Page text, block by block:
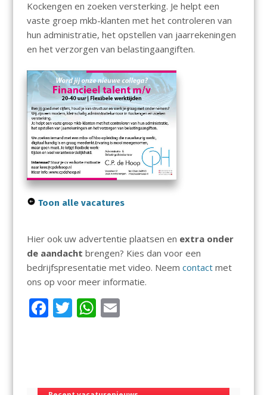
Kockengen en zoeken versterking. Je helpt een
vaste groep mkb-klanten met het controleren van
hun administratie, het opstellen van jaarrekeningen
en het verzorgen van belastingaangiften.
Toon alle vacatures
Hier ook uw advertentie plaatsen en extra onder
de aandacht brengen? Kies dan voor een
bedrijfspresentatie met video. Neem contactmet
ons op voor meer informatie.
F
o
T W
A
E